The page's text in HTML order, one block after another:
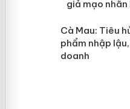
Hưng
hàng giả